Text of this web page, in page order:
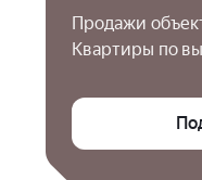
Продажи
Квартиры по